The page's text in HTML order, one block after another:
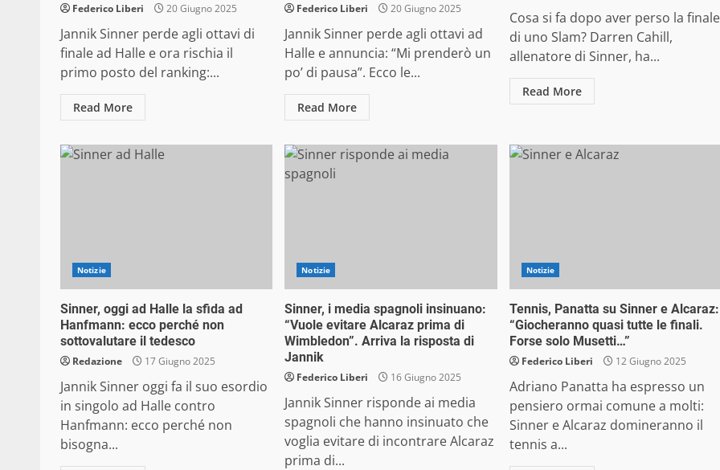
Federico Liberi 20 Giugno 2025
Jannik Sinner perde agli ottavi di
finale ad Halle e ora rischia il
primo posto del ranking:...
Read More
Federico Liberi 20 Giugno 2025
Jannik Sinner perde agli ottavi ad
Halle e annuncia: “Mi prenderò un
po’ di pausa”. Ecco le...
Read More
Cosa si fa dopo aver perso la finale
di uno Slam? Darren Cahill,
allenatore di Sinner, ha...
Read More
Notizie
Sinner, oggi ad Halle la sfida ad
Hanfmann: ecco perché non
sottovalutare il tedesco
Redazione 17 Giugno 2025
Jannik Sinner oggi fa il suo esordio
in singolo ad Halle contro
Hanfmann: ecco perché non
bisogna...
Notizie
Sinner, i media spagnoli insinuano:
“Vuole evitare Alcaraz prima di
Wimbledon”. Arriva la risposta di
Jannik
Federico Liberi 16 Giugno 2025
Jannik Sinner risponde ai media
spagnoli che hanno insinuato che
voglia evitare di incontrare Alcaraz
prima di...
Notizie
Tennis, Panatta su Sinner e Alcaraz:
“Giocheranno quasi tutte le finali.
Forse solo Musetti…”
Federico Liberi 12 Giugno 2025
Adriano Panatta ha espresso un
pensiero ormai comune a molti:
Sinner e Alcaraz domineranno il
tennis a...